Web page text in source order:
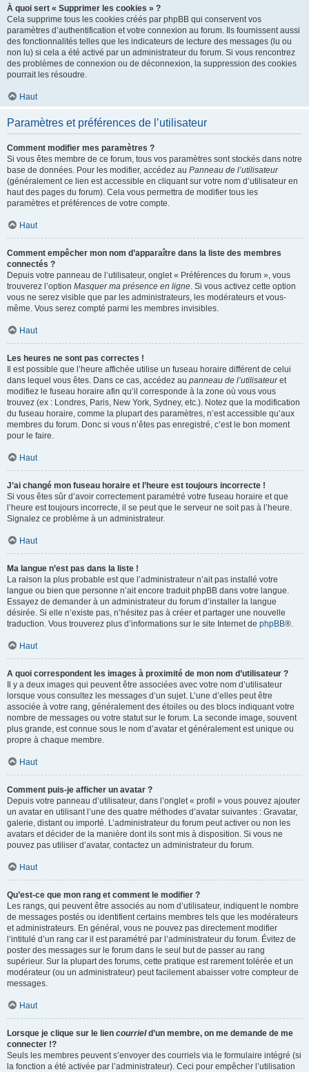
À quoi sert « Supprimer les cookies » ?
Cela supprime tous les cookies créés par phpBB qui conservent vos
paramètres d’authentification et votre connexion au forum. Ils fournissent aussi
des fonctionnalités telles que les indicateurs de lecture des messages (lu ou
non lu) si cela a été activé par un administrateur du forum. Si vous rencontrez
des problèmes de connexion ou de déconnexion, la suppression des cookies
pourrait les résoudre.
Haut
Paramètres et préférences de l’utilisateur
Comment modifier mes paramètres ?
Si vous êtes membre de ce forum, tous vos paramètres sont stockés dans notre
base de données. Pour les modifier, accédez au Panneau de l’utilisateur
(généralement ce lien est accessible en cliquant sur votre nom d’utilisateur en
haut des pages du forum). Cela vous permettra de modifier tous les
paramètres et préférences de votre compte.
Haut
Comment empêcher mon nom d’apparaître dans la liste des membres
connectés ?
Depuis votre panneau de l’utilisateur, onglet « Préférences du forum », vous
trouverez l’option Masquer ma présence en ligne. Si vous activez cette option
vous ne serez visible que par les administrateurs, les modérateurs et vous-
même. Vous serez compté parmi les membres invisibles.
Haut
Les heures ne sont pas correctes !
Il est possible que l’heure affichée utilise un fuseau horaire différent de celui
dans lequel vous êtes. Dans ce cas, accédez au panneau de l’utilisateuret
modifiez le fuseau horaire afin qu’il corresponde à la zone où vous vous
trouvez (ex : Londres, Paris, New York, Sydney, etc.). Notez que la modification
du fuseau horaire, comme la plupart des paramètres, n’est accessible qu’aux
membres du forum. Donc si vous n’êtes pas enregistré, c’est le bon moment
pour le faire.
Haut
J’ai changé mon fuseau horaire et l’heure est toujours incorrecte !
Si vous êtes sûr d’avoir correctement paramétré votre fuseau horaire et que
l’heure est toujours incorrecte, il se peut que le serveur ne soit pas à l’heure.
Signalez ce problème à un administrateur.
Haut
Ma langue n’est pas dans la liste !
La raison la plus probable est que l’administrateur n’ait pas installé votre
langue ou bien que personne n’ait encore traduit phpBB dans votre langue.
Essayez de demander à un administrateur du forum d’installer la langue
désirée. Si elle n’existe pas, n’hésitez pas à créer et partager une nouvelle
traduction. Vous trouverez plus d’informations sur le site Internet de phpBB®.
Haut
A quoi correspondent les images à proximité de mon nom d’utilisateur ?
Il y a deux images qui peuvent être associées avec votre nom d’utilisateur
lorsque vous consultez les messages d’un sujet. L’une d’elles peut être
associée à votre rang, généralement des étoiles ou des blocs indiquant votre
nombre de messages ou votre statut sur le forum. La seconde image, souvent
plus grande, est connue sous le nom d’avatar et généralement est unique ou
propre à chaque membre.
Haut
Comment puis-je afficher un avatar ?
Depuis votre panneau d’utilisateur, dans l’onglet « profil » vous pouvez ajouter
un avatar en utilisant l’une des quatre méthodes d’avatar suivantes : Gravatar,
galerie, distant ou importé. L’administrateur du forum peut activer ou non les
avatars et décider de la manière dont ils sont mis à disposition. Si vous ne
pouvez pas utiliser d’avatar, contactez un administrateur du forum.
Haut
Qu’est-ce que mon rang et comment le modifier ?
Les rangs, qui peuvent être associés au nom d’utilisateur, indiquent le nombre
de messages postés ou identifient certains membres tels que les modérateurs
et administrateurs. En général, vous ne pouvez pas directement modifier
l’intitulé d’un rang car il est paramétré par l’administrateur du forum. Évitez de
poster des messages sur le forum dans le seul but de passer au rang
supérieur. Sur la plupart des forums, cette pratique est rarement tolérée et un
modérateur (ou un administrateur) peut facilement abaisser votre compteur de
messages.
Haut
Lorsque je clique sur le lien courrield’un membre, on me demande de me
connecter !?
Seuls les membres peuvent s’envoyer des courriels via le formulaire intégré (si
la fonction a été activée par l’administrateur). Ceci pour empêcher l’utilisation